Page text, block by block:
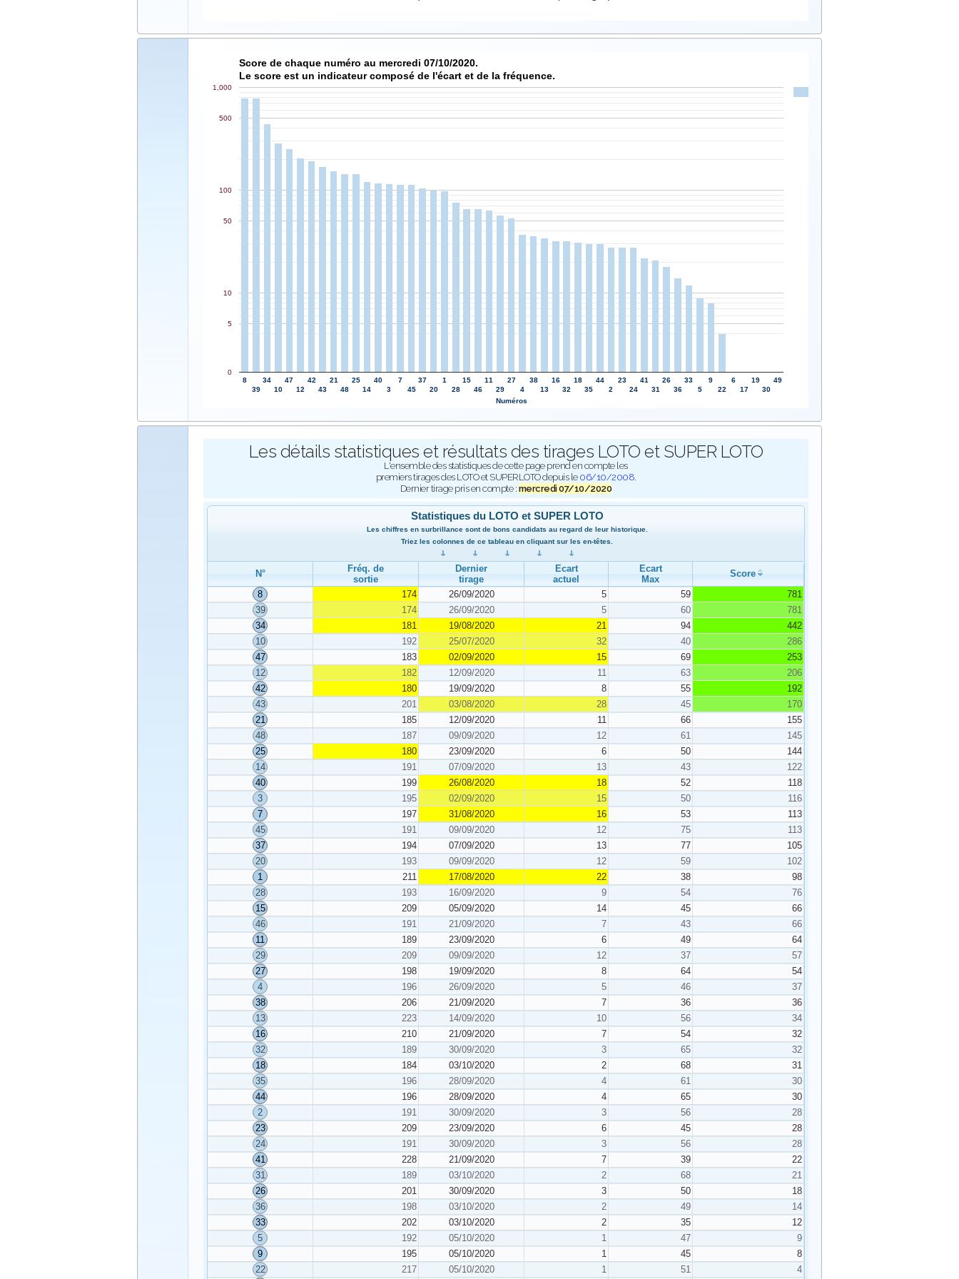
Score de chaque numéro au mercredi 07/10/2020.
Le score est un indicateur composé de l'écart et de la fréquence.
8
39
34
10
47
12
42
43
21
48
25
14
40
3
7
45
37
20
1
28
15
46
11
29
27
4
38
13
16
32
18
35
44
2
23
24
41
31
26
36
33
5
9
22
6
17
19
30
49
0
5
10
50
100
500
1,000
Numéros
Les détails statistiques et résultats des tirages LOTO et SUPER LOTO
L'ensemble des statistiques de cette page prend en compte les
premiers tirages des LOTO et SUPERLOTO depuis le 06/10/2008.
Dernier tirage pris en compte : mercredi 07/10/2020
Statistiques du LOTO et SUPER LOTO
Les chiffres en surbrillance sont de bons candidats au regard de leur historique.
Triez les colonnes de ce tableau en cliquant sur les en-têtes.
N°
Fréq. de
sortie
Dernier
tirage
Ecart
actuel
Ecart
Max
Score
8
174 26/09/2020 5 59
781
39
174 26/09/2020 5 60
781
34
181 19/08/2020 21 94
442
10
192 25/07/2020 32 40
286
47
183 02/09/2020 15 69
253
12
182 12/09/2020 11 63
206
42
180 19/09/2020 8 55
192
43
201 03/08/2020 28 45
170
21
185 12/09/2020 11 66
155
48
187 09/09/2020 12 61
145
25
180 23/09/2020 6 50
144
14
191 07/09/2020 13 43
122
40
199 26/08/2020 18 52
118
3
195 02/09/2020 15 50
116
7
197 31/08/2020 16 53
113
45
191 09/09/2020 12 75
113
37
194 07/09/2020 13 77
105
20
193 09/09/2020 12 59
102
1
211 17/08/2020 22 38
98
28
193 16/09/2020 9 54
76
15
209 05/09/2020 14 45
66
46
191 21/09/2020 7 43
66
11
189 23/09/2020 6 49
64
29
209 09/09/2020 12 37
57
27
198 19/09/2020 8 64
54
4
196 26/09/2020 5 46
37
38
206 21/09/2020 7 36
36
13
223 14/09/2020 10 56
34
16
210 21/09/2020 7 54
32
32
189 30/09/2020 3 65
32
18
184 03/10/2020 2 68
31
35
196 28/09/2020 4 61
30
44
196 28/09/2020 4 65
30
2
191 30/09/2020 3 56
28
23
209 23/09/2020 6 45
28
24
191 30/09/2020 3 56
28
41
228 21/09/2020 7 39
22
31
189 03/10/2020 2 68
21
26
201 30/09/2020 3 50
18
36
198 03/10/2020 2 49
14
33
202 03/10/2020 2 35
12
5
192 05/10/2020 1 47
9
9
195 05/10/2020 1 45
8
22
217 05/10/2020 1 51 4